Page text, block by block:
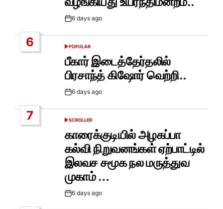
Post6 days ago
6
POSTED
IN
POPULAR
பீகார் இடைத்தேர்தலில்
பிரசாந்த் கிஷோர் வெற்றி..
Post6 days ago
7
POSTED
SCROLLER
காரைக்குடியில் அழகப்பா
கல்வி நிறுவனங்கள் ஏற்பாட்டில்
இலவச சமூக நல மருத்துவ
முகாம் …
Post6 days ago